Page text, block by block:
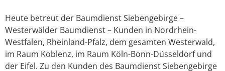
Heute betreut der Baumdienst Siebengebirge –
Westerwälder Baumdienst – Kunden in Nordrhein-
Westfalen, Rheinland-Pfalz, dem gesamten Westerwald,
im Raum Koblenz, im Raum Köln-Bonn-Düsseldorf und
der Eifel. Zu den Kunden des Baumdienst Siebengebirge